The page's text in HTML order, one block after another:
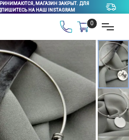
МАГАЗИН ЗАКРЫТ. ДЛЯ
НА НАШ INSTAGRAM
0